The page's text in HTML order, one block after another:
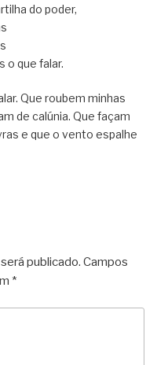
do poder,
o que falar.
Que roubem minhas
de calúnia. Que façam
e que o vento espalhe
publicado. Campos
*